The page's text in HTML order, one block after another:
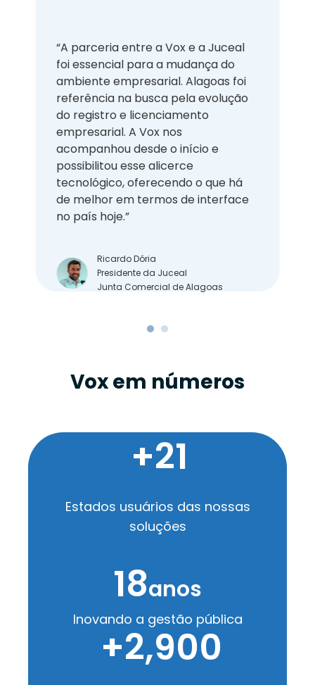
“Atualmente mais de 93% dos
municípios pernambucanos utilizam
a ferramenta de publicações
desenvolvida pela VOX, resultando
uma economia média de 75%
comparado a outros veículos
tradicionais de comunicação. A
AMUPE fechou essa parceria em
2009 e desde então tem obtido
bons resultados.”
Marcello Fuchs
Presidente da AMUPE
Vox em números
+21
Estados usuários das nossas
soluções
18anos
Inovando a gestão pública
+2,900